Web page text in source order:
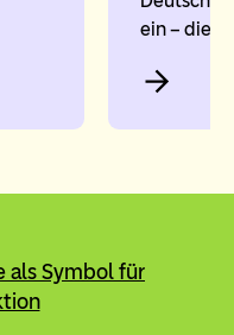
ein – die…